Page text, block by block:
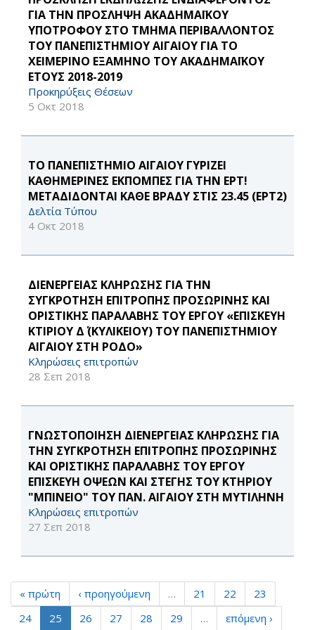
ΓΙΑ ΤΗΝ ΠΡΟΣΛΗΨΗ ΑΚΑΔΗΜΑΪΚΟΥ
ΥΠΟΤΡΟΦΟΥ ΣΤΟ ΤΜΗΜΑ ΠΕΡΙΒΑΛΛΟΝΤΟΣ
ΤΟΥ ΠΑΝΕΠΙΣΤΗΜΙΟΥ ΑΙΓΑΙΟΥ ΓΙΑ ΤΟ
ΧΕΙΜΕΡΙΝΟ ΕΞΑΜΗΝΟ ΤΟΥ ΑΚΑΔΗΜΑΪΚΟΥ
ΕΤΟΥΣ 2018-2019
Προκηρύξεις Θέσεων
5 Οκτ 2018
ΤΟ ΠΑΝΕΠΙΣΤΗΜΙΟ ΑΙΓΑΙΟΥ ΓΥΡΙΖΕΙ
ΚΑΘΗΜΕΡΙΝΕΣ ΕΚΠΟΜΠΕΣ ΓΙΑ ΤΗΝ ΕΡΤ!
ΜΕΤΑΔΙΔΟΝΤΑΙ ΚΑΘΕ ΒΡΑΔΥ ΣΤΙΣ 23.45 (ΕΡΤ2)
Δελτία Τύπου
4 Οκτ 2018
ΔΙΕΝΕΡΓΕΙΑΣ ΚΛΗΡΩΣΗΣ ΓΙΑ ΤΗΝ
ΣΥΓΚΡΟΤΗΣΗ ΕΠΙΤΡΟΠΗΣ ΠΡΟΣΩΡΙΝΗΣ ΚΑΙ
ΟΡΙΣΤΙΚΗΣ ΠΑΡΑΛΑΒΗΣ ΤΟΥ ΕΡΓΟΥ «ΕΠΙΣΚΕΥΗ
ΚΤΙΡΙΟΥ Δ΄ (ΚΥΛΙΚΕΙΟΥ) ΤΟΥ ΠΑΝΕΠΙΣΤΗΜΙΟΥ
ΑΙΓΑΙΟΥ ΣΤΗ ΡΟΔΟ»
Κληρώσεις επιτροπών
28 Σεπ 2018
ΓΝΩΣΤΟΠΟΙΗΣΗ ΔΙΕΝΕΡΓΕΙΑΣ ΚΛΗΡΩΣΗΣ ΓΙΑ
ΤΗΝ ΣΥΓΚΡΟΤΗΣΗ ΕΠΙΤΡΟΠΗΣ ΠΡΟΣΩΡΙΝΗΣ
ΚΑΙ ΟΡΙΣΤΙΚΗΣ ΠΑΡΑΛΑΒΗΣ ΤΟΥ ΕΡΓΟΥ
ΕΠΙΣΚΕΥΗ ΟΨΕΩΝ ΚΑΙ ΣΤΕΓΗΣ ΤΟΥ ΚΤΗΡΙΟΥ
"ΜΠΙΝΕΙΟ" ΤΟΥ ΠΑΝ. ΑΙΓΑΙΟΥ ΣΤΗ ΜΥΤΙΛΗΝΗ
Κληρώσεις επιτροπών
27 Σεπ 2018
« πρώτη ‹ προηγούμενη … 21 22
23
24
25 26 27 28 29 …
επόμενη ›